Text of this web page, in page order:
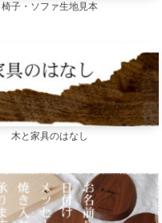
椅子・ソファ生地見本
木と家具のはなし